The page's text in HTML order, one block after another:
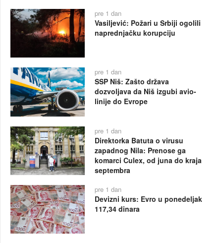
pre 1 dan
Vasiljević: Požari u Srbiji ogolili
naprednjačku korupciju
pre 1 dan
SSP Niš: Zašto država
dozvoljava da Niš izgubi avio-
linije do Evrope
pre 1 dan
Direktorka Batuta o virusu
zapadnog Nila: Prenose ga
komarci Culex, od juna do kraja
septembra
pre 1 dan
Devizni kurs: Evro u ponedeljak
117,34 dinara